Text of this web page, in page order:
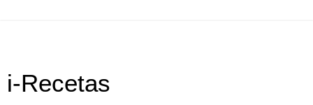
i-Recetas